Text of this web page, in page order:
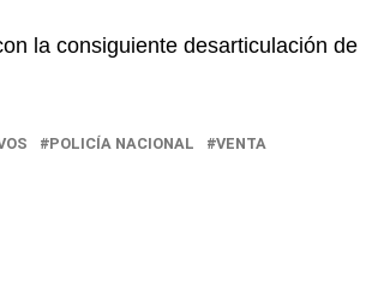
la consiguiente desarticulación de
POLICÍA NACIONAL VENTA